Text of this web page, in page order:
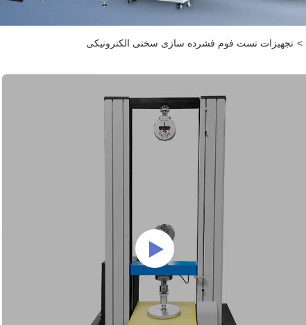
> تجهیزات تست فوم فشرده سازی سختی الکترونیکی